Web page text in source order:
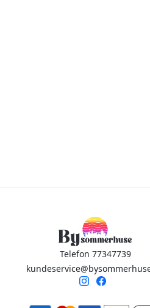
Telefon 77347739